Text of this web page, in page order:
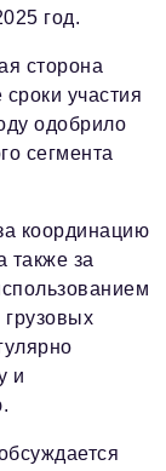
год.
сторона
участия
одобрило
сегмента
координацию
также за
и